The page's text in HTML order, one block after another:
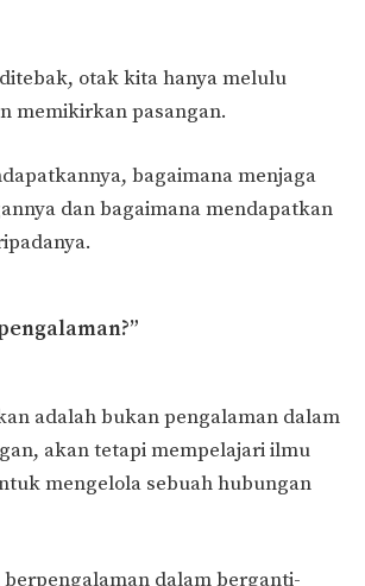
otak kita hanya melulu
memikirkan pasangan.
bagaimana menjaga
dan bagaimana mendapatkan
adalah bukan pengalaman dalam
akan tetapi mempelajari ilmu
mengelola sebuah hubungan
dalam berganti-